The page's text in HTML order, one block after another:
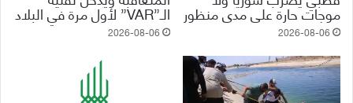
موجات حارة على مدى منظور
2026-08-06
الـ”VAR” لأول مرة في البلاد
2026-08-06